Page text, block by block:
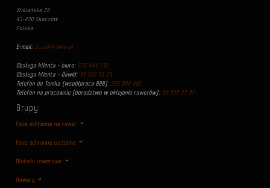
Wiślańska 26
43-430 Skoczów
Polska
E-mail: biuro@4-bike.pl
Obsługa klienta - biuro: 575 444 731
Obsługa klienta - Dawid: 33 300 33 15
Telefon do Tomka (współpraca B2B): 505 002 401
Telefon na pracownie (doradztwo w oklejaniu rowerów): 33 300 33 97
Grupy
Folie ochronne na rower
Folie ochronne ozdobne
Błotniki rowerowe
Rowery